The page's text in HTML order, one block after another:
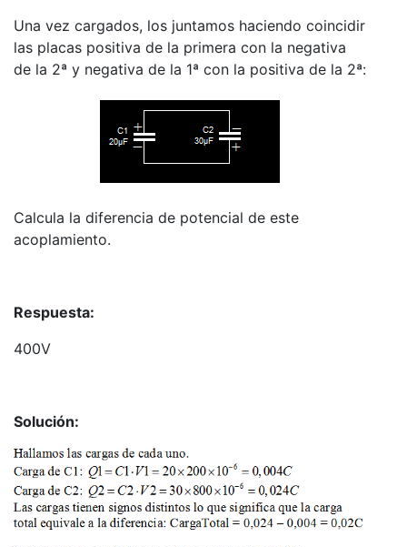
Una vez cargados, los juntamos haciendo coincidir
las placas positiva de la primera con la negativa
de la 2ª y negativa de la 1ª con la positiva de la 2ª:
Calcula la diferencia de potencial de este
acoplamiento.
Respuesta:
400V
Solución: